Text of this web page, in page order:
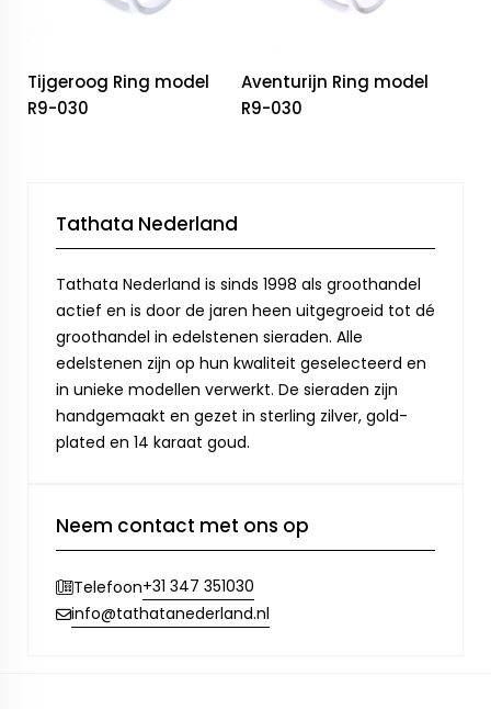
Tijgeroog Ring model
R9-030
Aventurijn Ring model
R9-030
Tathata Nederland
Tathata Nederland is sinds 1998 als groothandel
actief en is door de jaren heen uitgegroeid tot dé
groothandel in edelstenen sieraden. Alle
edelstenen zijn op hun kwaliteit geselecteerd en
in unieke modellen verwerkt. De sieraden zijn
handgemaakt en gezet in sterling zilver, gold-
plated en 14 karaat goud.
Neem contact met ons op
Telefoon+31 347 351030
info@tathatanederland.nl